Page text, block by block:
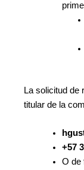
La solicitud de
titular de la
+57
O de